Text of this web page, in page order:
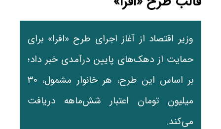
وزیر اقتصاد از آغاز اجرای طرح «افرا» برای
حمایت از دهک‌های پایین درآمدی خبر داد؛
بر اساس این طرح، هر خانوار مشمول، ۳۰
میلیون تومان اعتبار شش‌ماهه دریافت
می‌کند.